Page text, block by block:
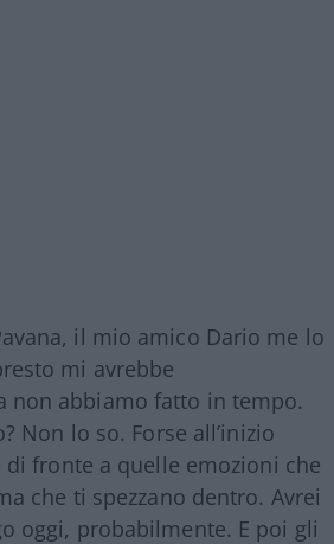
il mio amico Dario me lo
mi avrebbe
non abbiamo fatto in tempo.
Non lo so. Forse all’inizio
fronte a quelle emozioni che
che ti spezzano dentro. Avrei
oggi, probabilmente. E poi gli